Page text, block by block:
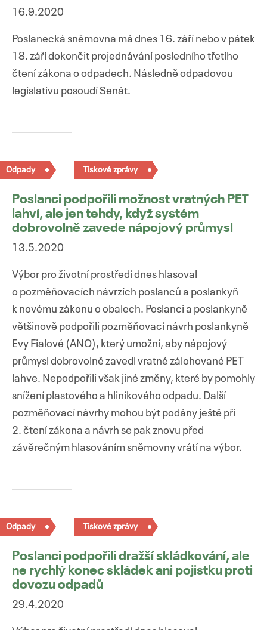
16.9.2020
Poslanecká sněmovna má dnes 16. září nebo v pátek
18. září dokončit projednávání posledního třetího
čtení zákona o odpadech. Následně odpadovou
legislativu posoudí Senát.
Odpady Tiskové zprávy
Poslanci podpořili možnost vratných PET
lahví, ale jen tehdy, když systém
dobrovolně zavede nápojový průmysl
13.5.2020
Výbor pro životní prostředí dnes hlasoval
o pozměňovacích návrzích poslanců a poslankyň
k novému zákonu o obalech. Poslanci a poslankyně
většinově podpořili pozměňovací návrh poslankyně
Evy Fialové (ANO), který umožní, aby nápojový
průmysl dobrovolně zavedl vratné zálohované PET
lahve. Nepodpořili však jiné změny, které by pomohly
snížení plastového a hliníkového odpadu. Další
pozměňovací návrhy mohou být podány ještě při
2. čtení zákona a návrh se pak znovu před
závěrečným hlasováním sněmovny vrátí na výbor.
Odpady Tiskové zprávy
Poslanci podpořili dražší skládkování, ale
ne rychlý konec skládek ani pojistku proti
dovozu odpadů
29.4.2020